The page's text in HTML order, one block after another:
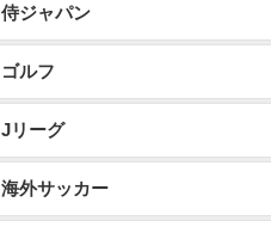
侍ジャパン
ゴルフ
Jリーグ
海外サッカー